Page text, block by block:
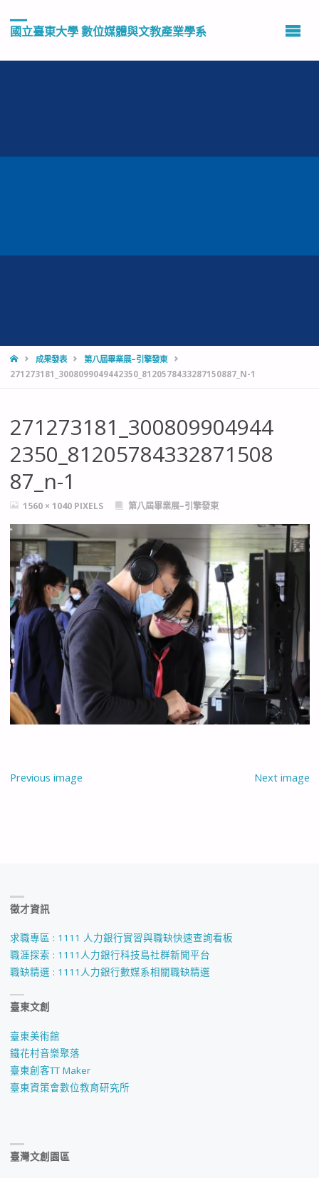
國立臺東大學 數位媒體與文教產業學系
HOME成果發表
第八屆畢業展–引擎發東
271273181_3008099049442350_8120578433287150887_N-1
271273181_300809904944
2350_81205784332871508
87_n-1
FULL1560 × 1040 PIXELS 第八屆畢業展–引擎發東
Previous image Next image
徵才資訊
求職專區 : 1111 人力銀行實習與職缺快速查詢看板
職涯探索 : 1111人力銀行科技島社群新聞平台
職缺精選 : 1111人力銀行數媒系相關職缺精選
臺東文創
臺東美術館
鐵花村音樂聚落
臺東創客TT Maker
臺東資策會數位教育研究所
臺灣文創園區